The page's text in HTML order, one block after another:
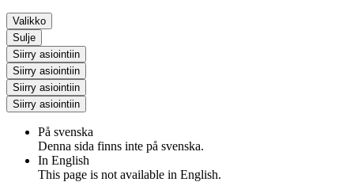
Valikko
Sulje
Siirry asiointiin
Siirry asiointiin
Siirry asiointiin
Siirry asiointiin
På svenska
Denna sida finns inte på svenska.
In English
This page is not available in English.